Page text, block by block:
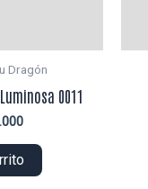
Dragón
0011
El
actual
es: